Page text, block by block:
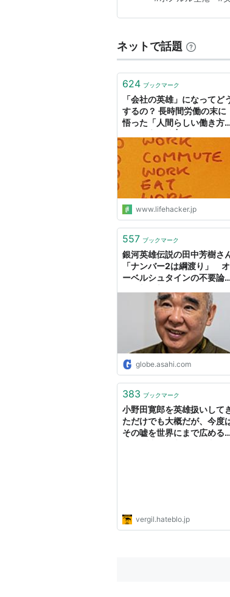
推し進めるキャン
いでいるような有
ネットで話題
624 ブックマーク
「会社の英雄」になってど
するの？ 長時間労働の末に
悟った「人間らしい働き方
ー・ジャパン
www.lifehacker.jp
557 ブックマーク
銀河英雄伝説の田中芳樹さ
「ナンバー2は綱渡り」 オ
ーベルシュタインの不要論
globe.asahi.com
383 ブックマーク
小野田寛郎を英雄扱いして
ただけでも大概だが、今度
その嘘を世界にまで広める
vergil.hateblo.jp